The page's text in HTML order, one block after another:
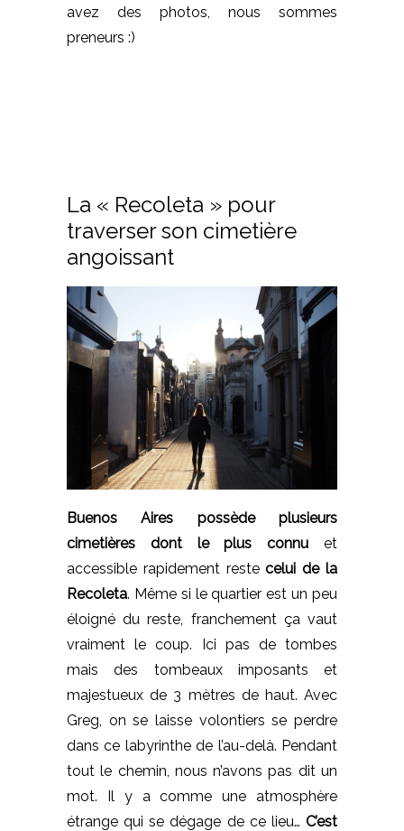
avez des photos, nous sommes
preneurs :)
La « Recoleta » pour
traverser son cimetière
angoissant
Buenos Aires possède plusieurs
cimetières dont le plus connu et
accessible rapidement restecelui de la
Recoleta. Même si le quartier est un peu
éloigné du reste, franchement ça vaut
vraiment le coup. Ici pas de tombes
mais des tombeaux imposants et
majestueux de 3 mètres de haut. Avec
Greg, on se laisse volontiers se perdre
dans ce labyrinthe de l’au-delà. Pendant
tout le chemin, nous n’avons pas dit un
mot. Il y a comme une atmosphère
étrange qui se dégage de ce lieu… C’est